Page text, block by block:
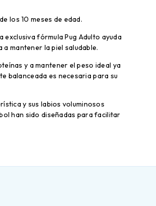
los 10 meses de edad.
exclusiva fórmula Pug Adulto ayuda
mantener la piel saludable.
y a mantener el peso ideal ya
balanceada es necesaria para su
y sus labios voluminosos
han sido diseñadas para facilitar